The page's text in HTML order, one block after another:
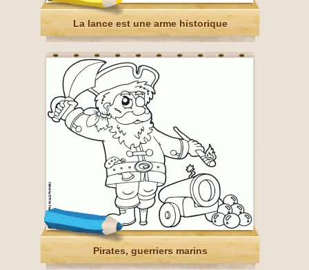
La lance est une arme historique
Pirates, guerriers marins